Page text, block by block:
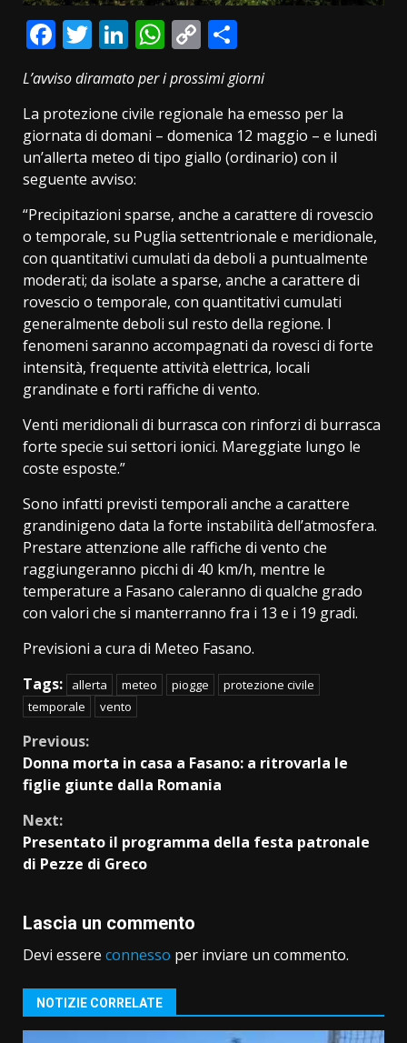
Facebook
Twitter
LinkedIn
WhatsApp
Copy
Link
L’avviso diramato per i prossimi giorni
La protezione civile regionale ha emesso per la
giornata di domani – domenica 12 maggio – e lunedì
un’allerta meteo di tipo giallo (ordinario) con il
seguente avviso:
“Precipitazioni sparse, anche a carattere di rovescio
o temporale, su Puglia settentrionale e meridionale,
con quantitativi cumulati da deboli a puntualmente
moderati; da isolate a sparse, anche a carattere di
rovescio o temporale, con quantitativi cumulati
generalmente deboli sul resto della regione. I
fenomeni saranno accompagnati da rovesci di forte
intensità, frequente attività elettrica, locali
grandinate e forti raffiche di vento.
Venti meridionali di burrasca con rinforzi di burrasca
forte specie sui settori ionici. Mareggiate lungo le
coste esposte.”
Sono infatti previsti temporali anche a carattere
grandinigeno data la forte instabilità dell’atmosfera.
Prestare attenzione alle raffiche di vento che
raggiungeranno picchi di 40 km/h, mentre le
temperature a Fasano caleranno di qualche grado
con valori che si manterranno fra i 13 e i 19 gradi.
Previsioni a cura di Meteo Fasano.
Tags:
allerta meteo piogge
protezione civile
temporale
vento
Continue
Reading
Previous:
Donna morta in casa a Fasano: a ritrovarla le
figlie giunte dalla Romania
Next:
Presentato il programma della festa patronale
di Pezze di Greco
Lascia un commento
Devi essere connesso per inviare un commento.
NOTIZIE CORRELATE